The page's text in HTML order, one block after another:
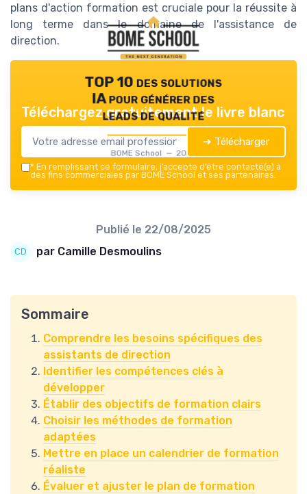
plans d'action formation est cruciale pour la réussite à
long terme dans le domaine de l'assistance de
direction.
TOP 10 des solutions
IA pour générer des
leads de qualité
BOME School — 2026
Téléchargez gratuitement le livre blanc
➔ Télécharger
* En remplissant ce formulaire, j’accepte d’être contacté(e) à
des fins commerciales par BOME School et ses partenaires.
Publié le 22/08/2025
par Camille Desmoulins
Sommaire
Comprendre les besoins spécifiques des
assistants de direction
Identifier les compétences clés à
développer
Établir des objectifs de formation clairs
Choisir les méthodes de formation
adaptées
Mettre en place un calendrier de formation
réaliste
Évaluer et ajuster le plan de formation